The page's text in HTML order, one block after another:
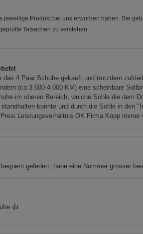
Produkt bei uns erworben haben. Sie
Tatsachen zu verstehen.
das 4 Paar Schuhe gekauft und trotzdem
(ca 3.600-4.000 KM) eine scheinbare
im oberen Bereich, weiche Sohle die dem
konnte und durch die Sohle in den
Leistungsverhältnis OK Firma Kopp immer
gefedert, habe eine Nummer grosser
👍